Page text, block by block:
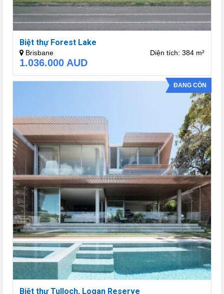
Biệt thự Forest Lake
Brisbane Diện tích: 384 m²
1.036.000 AUD
ĐANG CÒN
Biệt thự Tulloch, Logan Reserve